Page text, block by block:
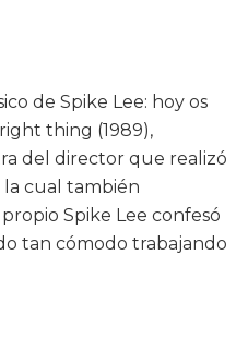
de Spike Lee: hoy os
thing (1989),
del director que realizó
la cual también
Spike Lee confesó
tan cómodo trabajando